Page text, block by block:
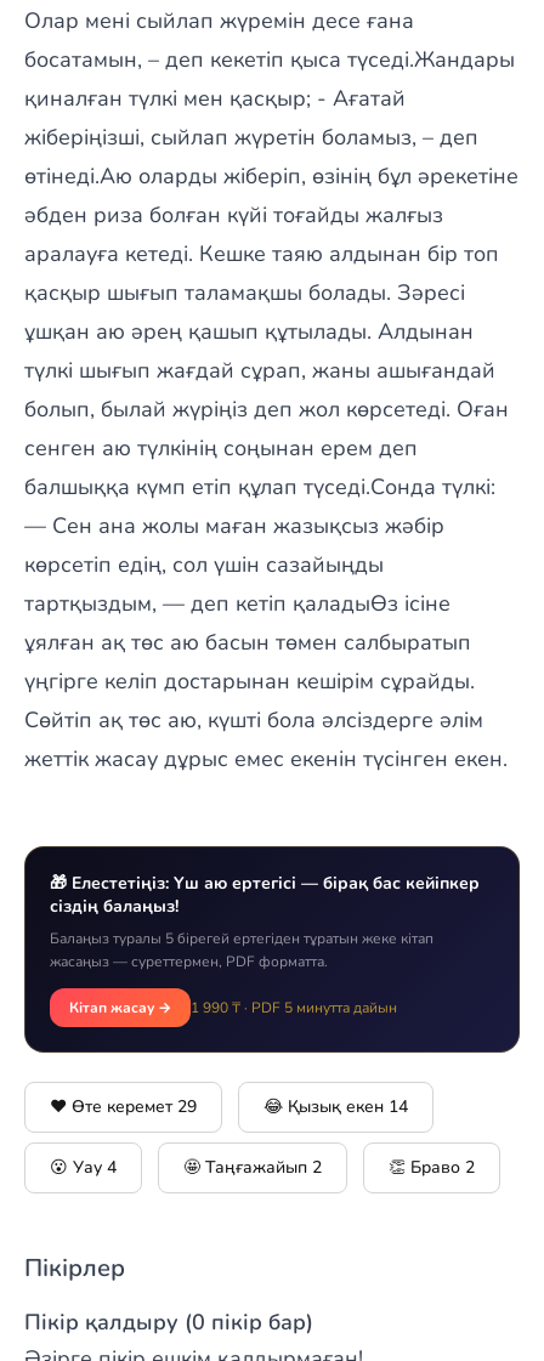
Олар мені сыйлап жүремін десе ғана
босатамын, – деп кекетіп қыса түседі.Жандары
қиналған түлкі мен қасқыр; - Ағатай
жіберіңізші, сыйлап жүретін боламыз, – деп
өтінеді.Аю оларды жіберіп, өзінің бұл әрекетіне
әбден риза болған күйі тоғайды жалғыз
аралауға кетеді. Кешке таяю алдынан бір топ
қасқыр шығып таламақшы болады. Зәресі
ұшқан аю әрең қашып құтылады. Алдынан
түлкі шығып жағдай сұрап, жаны ашығандай
болып, былай жүріңіз деп жол көрсетеді. Оған
сенген аю түлкінің соңынан ерем деп
балшыққа күмп етіп құлап түседі.Сонда түлкі:
— Сен ана жолы маған жазықсыз жәбір
көрсетіп едің, сол үшін сазайыңды
тартқыздым, — деп кетіп қаладыӨз ісіне
ұялған ақ төс аю басын төмен салбыратып
үңгірге келіп достарынан кешірім сұрайды.
Сөйтіп ақ төс аю, күшті бола әлсіздерге әлім
жеттік жасау дұрыс емес екенін түсінген екен.
🎁 Елестетіңіз: Үш аю ертегісі — бірақ бас кейіпкер
сіздің балаңыз!
Балаңыз туралы 5 бірегей ертегіден тұратын жеке кітап
жасаңыз — суреттермен, PDF форматта.
Кітап жасау → 1 990 ₸ · PDF 5 минутта дайын
❤️ Өте керемет 29 😂 Қызық екен 14
😮 Уау 4 🤩 Таңғажайып 2 👏 Браво 2
Пікірлер
Пікір қалдыру (0 пікір бар)